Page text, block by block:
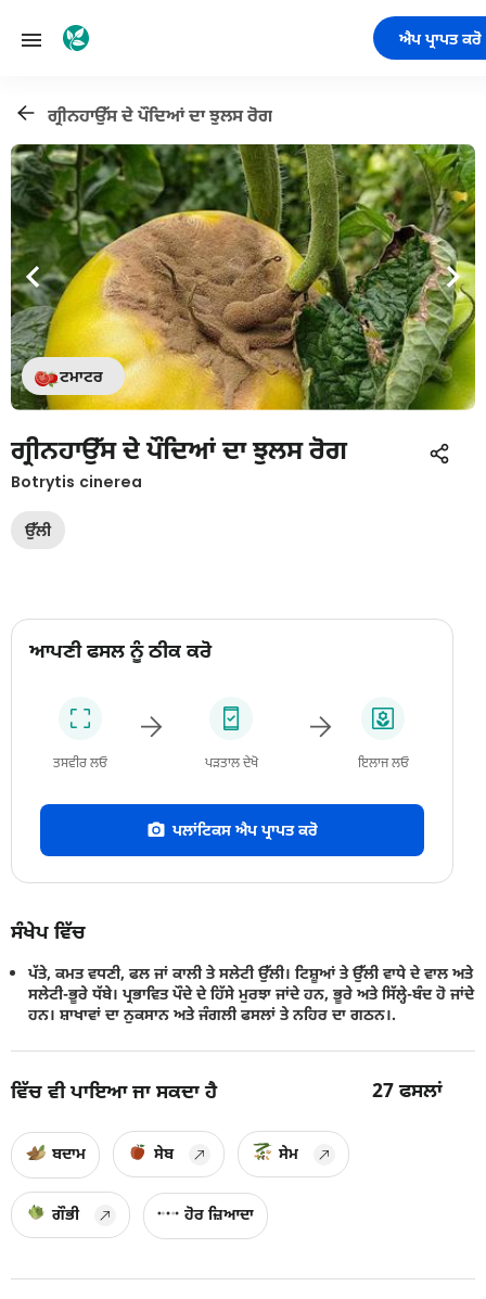
ਐਪ ਪ੍ਰਾਪਤ ਕਰੋ
ਗ੍ਰੀਨਹਾਉੱਸ ਦੇ ਪੌਦਿਆਂ ਦਾ ਝੁਲਸ ਰੋਗ
ਟਮਾਟਰ
ਗ੍ਰੀਨਹਾਉੱਸ ਦੇ ਪੌਦਿਆਂ ਦਾ ਝੁਲਸ ਰੋਗ
Botrytis cinerea
ਉੱਲੀ
ਆਪਣੀ ਫਸਲ ਨੂੰ ਠੀਕ ਕਰੋ
ਤਸਵੀਰ ਲਓ ਪੜਤਾਲ ਦੇਖੋ ਇਲਾਜ ਲਓ
ਪਲਾਂਟਿਕਸ ਐਪ ਪ੍ਰਾਪਤ ਕਰੋ
ਸੰਖੇਪ ਵਿੱਚ
ਪੱਤੇ, ਕਮਤ ਵਧਣੀ, ਫਲ ਜਾਂ ਕਾਲੀ ਤੇ ਸਲੇਟੀ ਉੱਲੀ। ਟਿਸ਼ੂਆਂ ਤੇ ਉੱਲੀ ਵਾਧੇ ਦੇ ਵਾਲ ਅਤੇ
ਸਲੇਟੀ-ਭੂਰੇ ਧੱਬੇ। ਪ੍ਰਭਾਵਿਤ ਪੌਦੇ ਦੇ ਹਿੱਸੇ ਮੁਰਝਾ ਜਾਂਦੇ ਹਨ, ਭੂਰੇ ਅਤੇ ਸਿੱਲ੍ਹੇ-ਬੰਦ ਹੋ ਜਾਂਦੇ
ਹਨ। ਸ਼ਾਖਾਵਾਂ ਦਾ ਨੁਕਸਾਨ ਅਤੇ ਜੰਗਲੀ ਫਸਲਾਂ ਤੇ ਨਹਿਰ ਦਾ ਗਠਨ।.
ਵਿੱਚ ਵੀ ਪਾਇਆ ਜਾ ਸਕਦਾ ਹੈ 27ਫਸਲਾਂ
ਬਦਾਮ ਸੇਬ ਸੇਮ
ਗੌਭੀ ਹੋਰ ਜ਼ਿਆਦਾ